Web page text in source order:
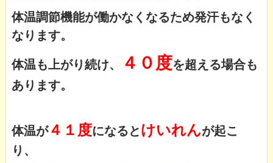
体温調節機能が働かなくなるため発汗もなく
なります。
体温も上がり続け、 ４０度を超える場合も
あります。
体温が４１度になるとけいれんが起こ
り、